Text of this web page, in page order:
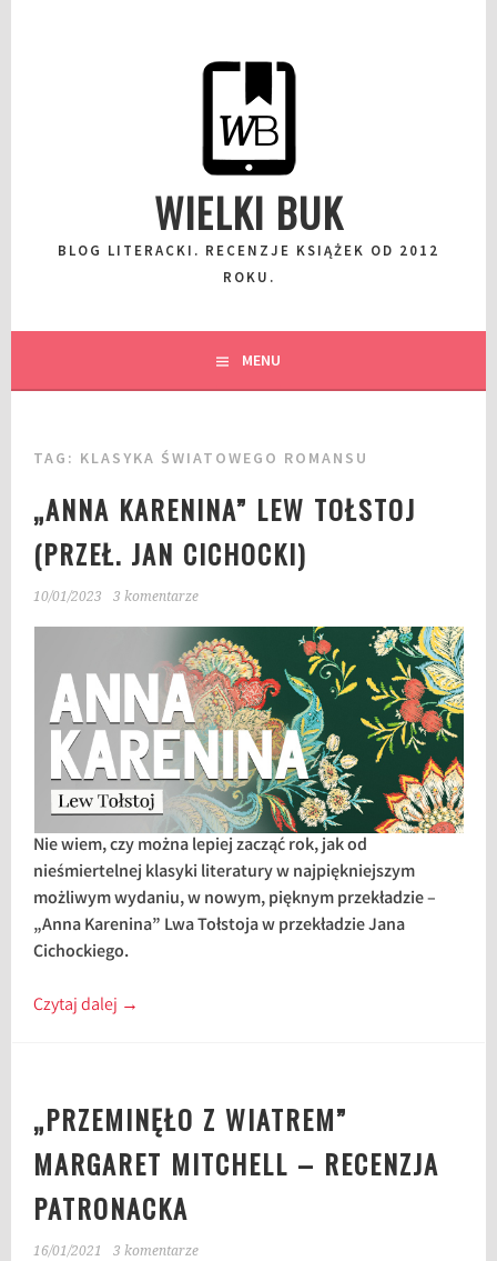
WIELKI BUK
BLOG LITERACKI. RECENZJE KSIĄŻEK OD 2012
ROKU.
MENU
TAG: KLASYKA ŚWIATOWEGO ROMANSU
„ANNA KARENINA” LEW TOŁSTOJ
(PRZEŁ. JAN CICHOCKI)
10/01/2023 3 komentarze
Nie wiem, czy można lepiej zacząć rok, jak od
nieśmiertelnej klasyki literatury w najpiękniejszym
możliwym wydaniu, w nowym, pięknym przekładzie –
„Anna Karenina” Lwa Tołstoja w przekładzie Jana
Cichockiego.
Czytaj dalej →
„PRZEMINĘŁO Z WIATREM”
MARGARET MITCHELL – RECENZJA
PATRONACKA
16/01/2021 3 komentarze